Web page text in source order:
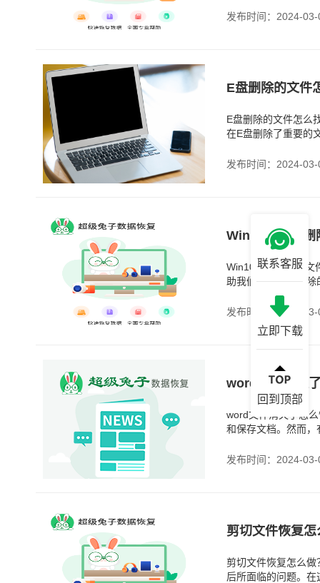
发布时间：2024-03-
E盘删除的文件
E盘删除的文件怎么
在E盘删除了重要的
发布时间：2024-03-
Win10回收站删
Win10回收站删除文
助我们恢复意外删
除。这给了我们一
发布时间：2024-03-
word文件消失
word文件消失了怎
和保存文档。然而
发布时间：2024-03-
剪切文件恢复
剪切文件恢复怎么
后所面临的问题。
联系客服
立即下载
回到顶部